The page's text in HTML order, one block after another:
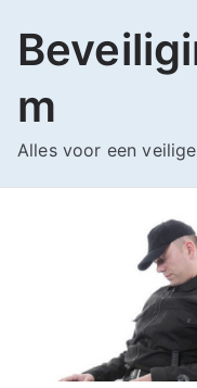
naar
inhoud
m
Alles voor een